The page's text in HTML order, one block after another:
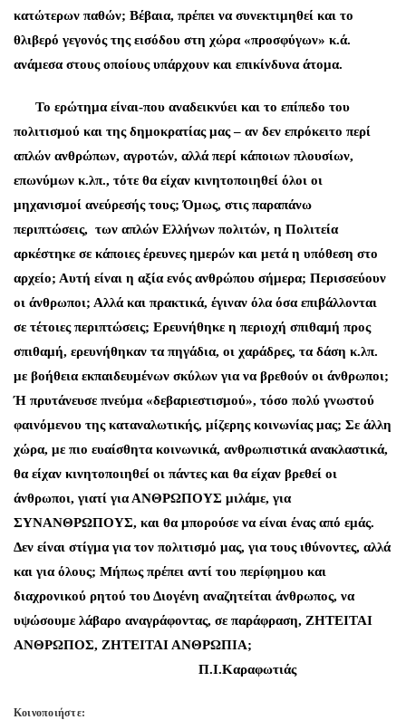
κατώτερων παθών; Βέβαια, πρέπει να συνεκτιμηθεί και το
θλιβερό γεγονός της εισόδου στη χώρα «προσφύγων» κ.ά.
ανάμεσα στους οποίους υπάρχουν και επικίνδυνα άτομα.
Το ερώτημα είναι-που αναδεικνύει και το επίπεδο του
πολιτισμού και της δημοκρατίας μας – αν δεν επρόκειτο περί
απλών ανθρώπων, αγροτών, αλλά περί κάποιων πλουσίων,
επωνύμων κ.λπ., τότε θα είχαν κινητοποιηθεί όλοι οι
μηχανισμοί ανεύρεσής τους; Όμως, στις παραπάνω
περιπτώσεις, των απλών Ελλήνων πολιτών, η Πολιτεία
αρκέστηκε σε κάποιες έρευνες ημερών και μετά η υπόθεση στο
αρχείο; Αυτή είναι η αξία ενός ανθρώπου σήμερα; Περισσεύουν
οι άνθρωποι; Αλλά και πρακτικά, έγιναν όλα όσα επιβάλλονται
σε τέτοιες περιπτώσεις; Ερευνήθηκε η περιοχή σπιθαμή προς
σπιθαμή, ερευνήθηκαν τα πηγάδια, οι χαράδρες, τα δάση κ.λπ.
με βοήθεια εκπαιδευμένων σκύλων για να βρεθούν οι άνθρωποι;
Ή πρυτάνευσε πνεύμα «δεβαριεστισμού», τόσο πολύ γνωστού
φαινόμενου της καταναλωτικής, μίζερης κοινωνίας μας; Σε άλλη
χώρα, με πιο ευαίσθητα κοινωνικά, ανθρωπιστικά ανακλαστικά,
θα είχαν κινητοποιηθεί οι πάντες και θα είχαν βρεθεί οι
άνθρωποι, γιατί για ΑΝΘΡΩΠΟΥΣ μιλάμε, για
ΣΥΝΑΝΘΡΩΠΟΥΣ, και θα μπορούσε να είναι ένας από εμάς.
Δεν είναι στίγμα για τον πολιτισμό μας, για τους ιθύνοντες, αλλά
και για όλους; Μήπως πρέπει αντί του περίφημου και
διαχρονικού ρητού του Διογένη αναζητείται άνθρωπος, να
υψώσουμε λάβαρο αναγράφοντας, σε παράφραση, ZHTEITAI
ΑΝΘΡΩΠΟΣ, ΖΗΤΕΙΤΑΙ ΑΝΘΡΩΠΙΑ;
Π.Ι.Καραφωτιάς
Κοινοποιήστε: